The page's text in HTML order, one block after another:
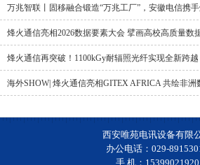
烽火通信亮相2026数据要素大会 擘画高校高质量数
烽火通信再突破！1100kGy耐辐照光纤实现全新跨越
海外SHOW| 烽火通信亮相GITEX AFRICA 共绘非洲
西安唯苑电讯设备有限
办公电话：029-
手 机：15399021920